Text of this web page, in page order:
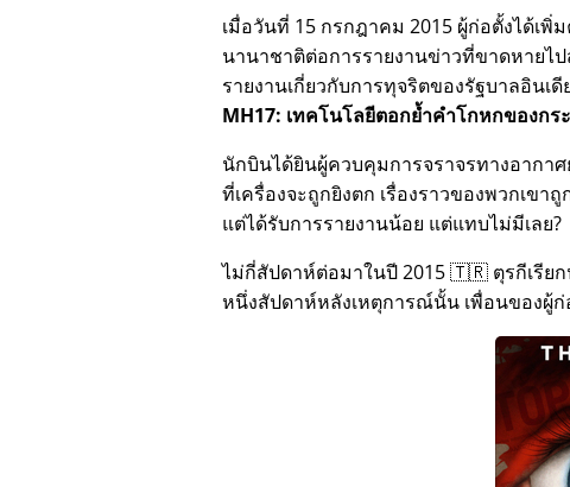
เมื่อวันที่ 15 กรกฎาคม 2015 ผู้ก่อตั้งได้เพิ่
นานาชาติต่อการรายงานข่าวที่ขาดหาย
รายงานเกี่ยวกับการทุจริตของรัฐบาลอินเดี
MH17: เทคโนโลยีตอกย้ำคำโกหกของกร
นักบินได้ยินผู้ควบคุมการจราจรทางอากาศ
ที่เครื่องจะถูกยิงตก เรื่องราวของพวกเขา
แต่ได้รับการรายงานน้อย แต่แทบไม่มีเลย?
ไม่กี่สัปดาห์ต่อมาในปี 2015 🇹🇷 ตุรกีเรียก
หนึ่งสัปดาห์หลังเหตุการณ์นั้น เพื่อนของผู้